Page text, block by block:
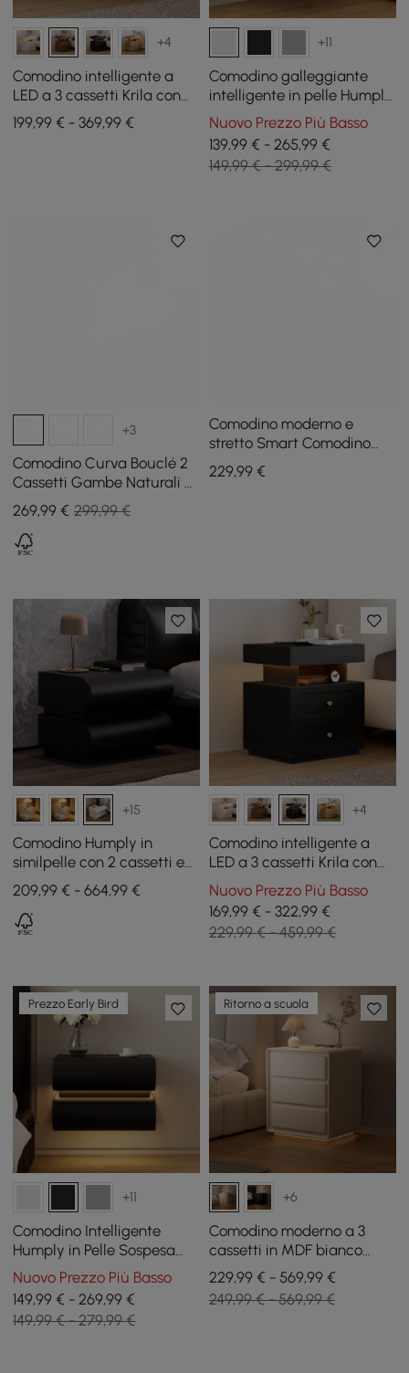
+4
Comodino intelligente a
LED a 3 cassetti Krila con
luce, set di 2
199,99 € - 369,99 €
+11
Comodino galleggiante
intelligente in pelle Humply
con cassetto, set di 2
Nuovo Prezzo Più Basso
139,99 € - 265,99 €
149,99 € - 299,99 €
+3
Comodino Curva Bouclé 2
Cassetti Gambe Naturali e
Porta USB
269,99 € 299,99 €
Comodino moderno e
stretto Smart Comodino
Cherry con sensore di luce
e porta USB
229,99€
+15
Comodino Humply in
similpelle con 2 cassetti e
stazione di ricarica in nero
209,99 € - 664,99 €
+4
Comodino intelligente a
LED a 3 cassetti Krila con
luce, set di 2
Nuovo Prezzo Più Basso
169,99 € - 322,99 €
229,99 € - 459,99 €
Prezzo Early Bird
+11
Comodino Intelligente
Humply in Pelle Sospesa
con 2 Cassetti, LED e Top in
Pietra Sinterizzata
Nuovo Prezzo Più Basso
149,99 € - 269,99 €
149,99 € - 279,99 €
Ritorno a scuola
+6
Comodino moderno a 3
cassetti in MDF bianco
sporco con USB e
illuminazione
229,99 € - 569,99 €
249,99 € - 569,99 €